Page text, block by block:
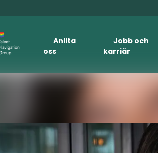
Anlita
oss
Jobb och
karriär